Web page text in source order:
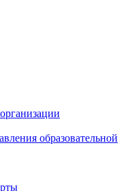
образовательной